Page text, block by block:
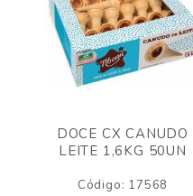
DOCE CX CANUDO
LEITE 1,6KG 50UN
Código: 17568